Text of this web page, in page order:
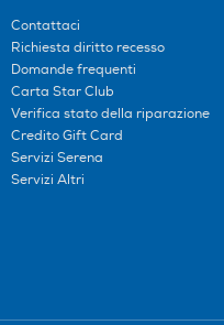
Contattaci
Richiesta diritto recesso
Domande frequenti
Carta Star Club
Verifica stato della riparazione
Credito Gift Card
Servizi Serena
Servizi Altri